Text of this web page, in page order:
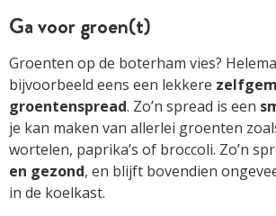
Ga voor groen(t)
Groenten op de boterham vies?
bijvoorbeeld eens een lekkere
groentenspread. Zo’n spread is een
je kan maken van allerlei groenten
wortelen, paprika’s of broccoli. Zo’n
en gezond, en blijft bovendien
in de koelkast.